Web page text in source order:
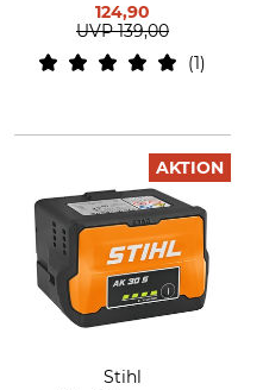
124,90
UVP 139,00
1
AKTION
Stihl